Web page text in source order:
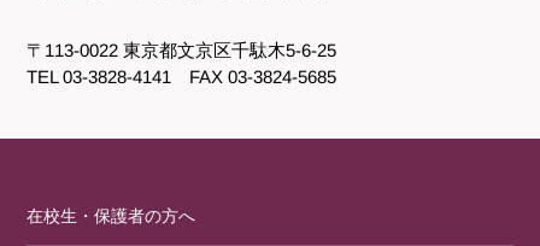
〒113-0022 東京都文京区千駄木5-6-25
TEL 03-3828-4141 FAX 03-3824-5685
在校生・保護者の方へ